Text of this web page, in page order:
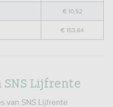
€ 10,52
€ 153,64
SNS Lijfrente
van SNS Lijfrente